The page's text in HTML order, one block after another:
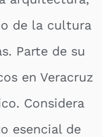
de la cultura
Parte de su
en Veracruz
Considera
esencial de